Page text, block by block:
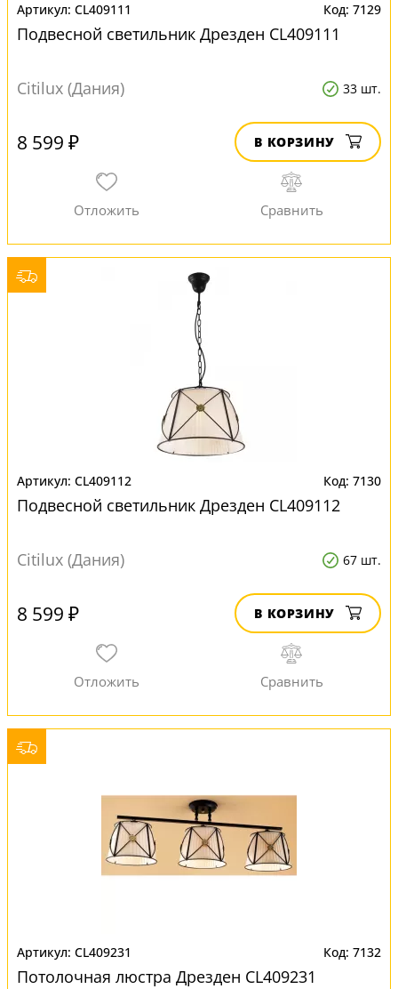
CL409111 7129
Подвесной светильник Дрезден CL409111
Citilux (Дания) 33 шт.
8 599 ₽ В КОРЗИНУ
CL409112 7130
Подвесной светильник Дрезден CL409112
Citilux (Дания) 67 шт.
8 599 ₽ В КОРЗИНУ
CL409231 7132
Потолочная люстра Дрезден CL409231